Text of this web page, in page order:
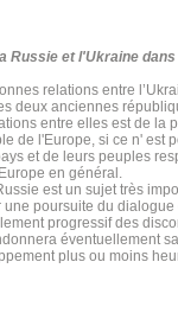
Russie et l'Ukraine
relations entre
deux anciennes
entre elles est de la
de l'Europe, si ce n' est
et de leurs peuples
en général.
est un sujet très
poursuite du
progressif des
éventuellement
plus ou moins